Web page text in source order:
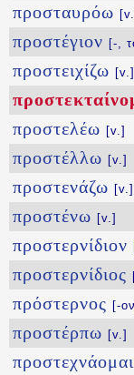
προσταυρόω
προστέγιον [-,
προστειχίζω [v.]
προστελέω [v.]
προστέλλω [v.]
προστενάζω [v.]
προστένω [v.]
προστερνίδιον
προστερνίδιος
πρόστερνος [-
προστέρπω [v.]
προστεχνάομαι